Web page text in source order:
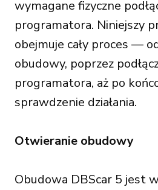
wymagane fizyczne
programatora. Niniejszy
obejmuje cały proces —
obudowy, poprzez
programatora, aż po
sprawdzenie działania.
Otwieranie obudowy
Obudowa DBScar 5 jest